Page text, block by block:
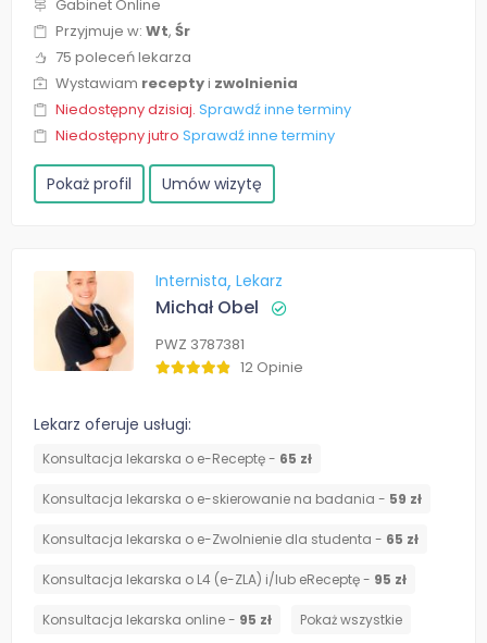
Gabinet Online
Przyjmuje w: Wt, Śr
75 poleceń lekarza
Wystawiam receptyi zwolnienia
Niedostępny dzisiaj. Sprawdź inne terminy
Niedostępny jutro Sprawdź inne terminy
Pokaż profil Umów wizytę
Internista Lekarz
Michał Obel
PWZ 3787381
12 Opinie
Lekarz oferuje usługi:
Konsultacja lekarska o e-Receptę - 65 zł
Konsultacja lekarska o e-skierowanie na badania - 59 zł
Konsultacja lekarska o e-Zwolnienie dla studenta - 65 zł
Konsultacja lekarska o L4 (e-ZLA) i/lub eReceptę - 95 zł
Konsultacja lekarska online - 95 zł Pokaż wszystkie